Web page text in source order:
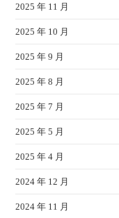
2025 年 11 月
2025 年 10 月
2025 年 9 月
2025 年 8 月
2025 年 7 月
2025 年 5 月
2025 年 4 月
2024 年 12 月
2024 年 11 月